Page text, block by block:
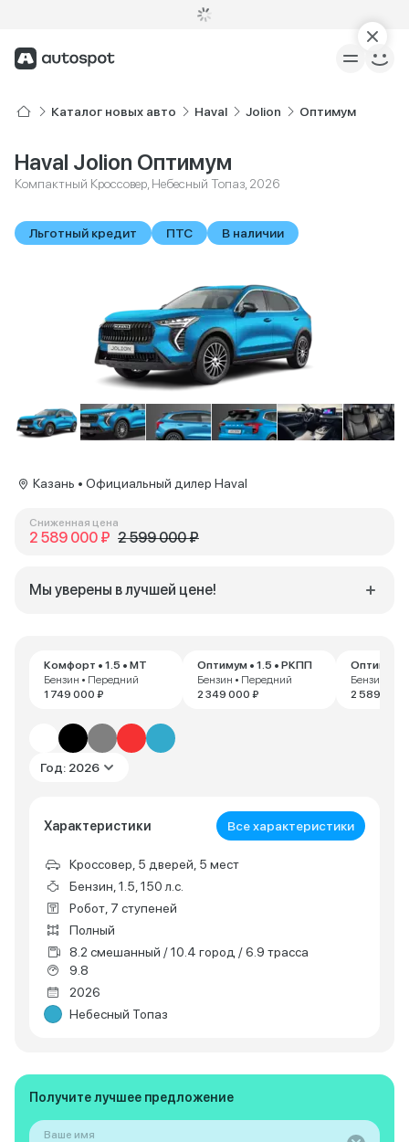
Каталог новых авто Haval Jolion Оптимум
Haval Jolion Оптимум
Компактный Кроссовер, Небесный Топаз, 2026
Льготный кредит ПТС В наличии
Комфорт • 1.5 • MT
Бензин • Передний
1 749 000 ₽
Оптимум • 1.5 • РКПП
Бензин • Передний
2 349 000 ₽
Оптимум
Бензин •
2 589 000
Год: 2026
Характеристики Все характеристики
Кроссовер, 5 дверей, 5 мест
Бензин, 1.5, 150 л.с.
Робот, 7 ступеней
Полный
8.2 смешанный / 10.4 город / 6.9 трасса
9.8
2026
Небесный Топаз
Казань • Официальный дилер Haval
Сниженная цена
2 589 000 ₽ 2 599 000 ₽
Мы уверены в лучшей цене!
Получите лучшее предложение
Ваше имя